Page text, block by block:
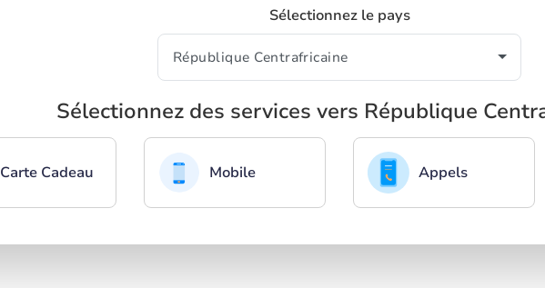
Sélectionnez le pays
Sélectionnez des services vers République
Carte Cadeau Mobile Appels